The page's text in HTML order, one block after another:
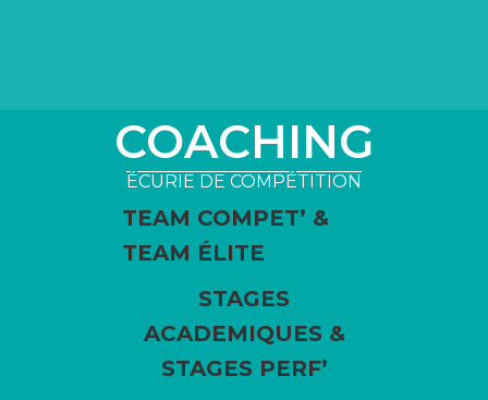
COACHING
ÉCURIE DE COMPÉTITION
TEAM COMPET’ &
TEAM ÉLITE
STAGES
ACADEMIQUES &
STAGES PERF’